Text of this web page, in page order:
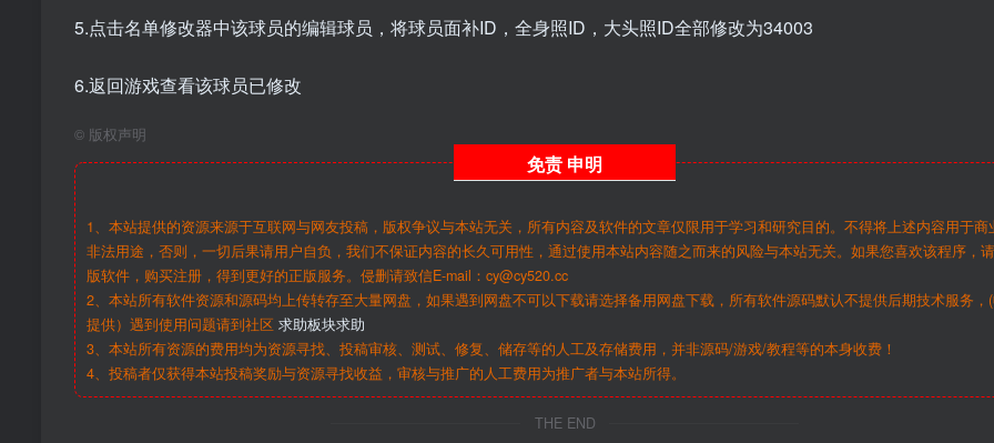
5.点击名单修改器中该球员的编辑球员，将球员面补ID，全身照ID，大头照ID全部修改为34003
6.返回游戏查看该球员已修改
© 版权声明
免责 申明
1、本站提供的资源来源于互联网与网友投稿，版权争议与本站无关，所有内容及软件的文章仅限用于学习和研究目的。不得将上述内容用于商
非法用途，否则，一切后果请用户自负，我们不保证内容的长久可用性，通过使用本站内容随之而来的风险与本站无关。如果您喜欢该程序，
版软件，购买注册，得到更好的正版服务。侵删请致信E-mail：cy@cy520.cc
2、本站所有软件资源和源码均上传转存至大量网盘，如果遇到网盘不可以下载请选择备用网盘下载，所有软件源码默认不提供后期技术服务，
提供）遇到使用问题请到社区 求助板块求助
3、本站所有资源的费用均为资源寻找、投稿审核、测试、修复、储存等的人工及存储费用，并非源码/游戏/教程等的本身收费！
4、投稿者仅获得本站投稿奖励与资源寻找收益，审核与推广的人工费用为推广者与本站所得。
THE END